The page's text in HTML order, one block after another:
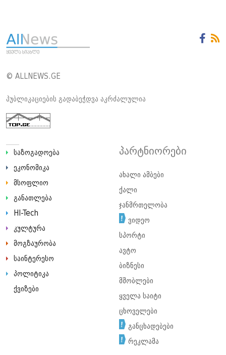
© ALLNEWS.GE
პუბლიკაციების გადაბეჭდვა აკრძალულია
საზოგადოება
ეკონომიკა
მსოფლიო
განათლება
HI-Tech
კულტურა
მოგზაურობა
საინტერესო
პოლიტიკა
ქვიზები
პარტნიორები
ახალი ამბები
ქალი
ჯანმრთელობა
ვიდეო
სპორტი
ავტო
ბიზნესი
მშობლები
ყველა საიტი
ცხოველები
განცხადებები
რეკლამა